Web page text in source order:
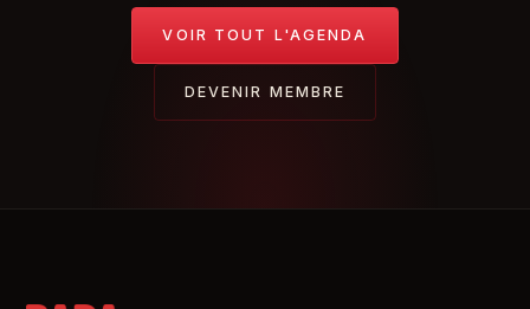
VOIR TOUT L'AGENDA
DEVENIR MEMBRE